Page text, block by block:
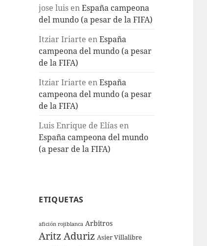
jose luis enEspaña campeona
del mundo (a pesar de la FIFA)
Itziar Iriarte enEspaña
campeona del mundo (a pesar
de la FIFA)
Itziar Iriarte enEspaña
campeona del mundo (a pesar
de la FIFA)
Luis Enrique de Elías en
España campeona del mundo
(a pesar de la FIFA)
ETIQUETAS
afición rojiblanca Arbitros
Aritz Aduriz Asier Villalibre